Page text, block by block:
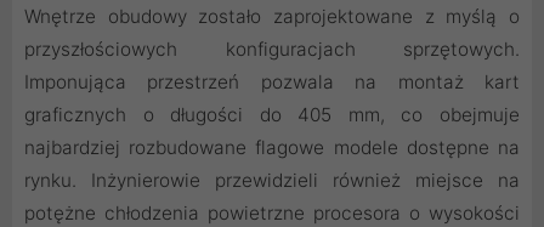
Wnętrze obudowy zostało zaprojektowane z myślą o
przyszłościowych konfiguracjach sprzętowych.
Imponująca przestrzeń pozwala na montaż kart
graficznych o długości do 405 mm, co obejmuje
najbardziej rozbudowane flagowe modele dostępne na
rynku. Inżynierowie przewidzieli również miejsce na
potężne chłodzenia powietrzne procesora o wysokości